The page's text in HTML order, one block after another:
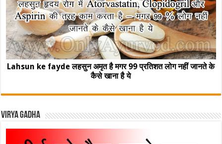
Lahsun ke fayde लहसुन अमृत है मगर 99 प्रतिशत लोग नहीं जानते के
कैसे खाना है ये
Virya Gadha